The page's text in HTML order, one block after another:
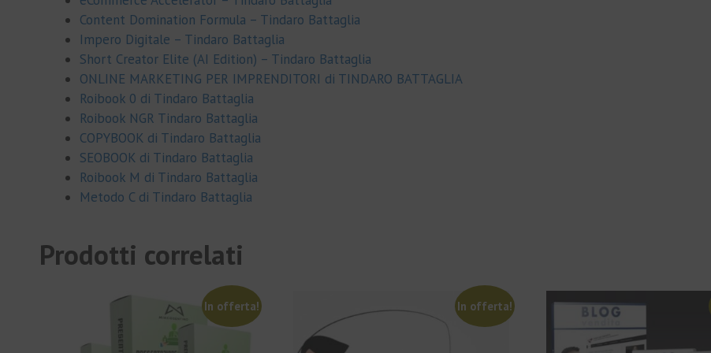
Content Domination Formula – Tindaro Battaglia
Impero Digitale – Tindaro Battaglia
Short Creator Elite (AI Edition) – Tindaro Battaglia
ONLINE MARKETING PER IMPRENDITORI di TINDARO BATTAGLIA
Roibook 0 di Tindaro Battaglia
Roibook NGR Tindaro Battaglia
COPYBOOK di Tindaro Battaglia
SEOBOOK di Tindaro Battaglia
Roibook M di Tindaro Battaglia
Metodo C di Tindaro Battaglia
Prodotti correlati
In offerta! In offerta!